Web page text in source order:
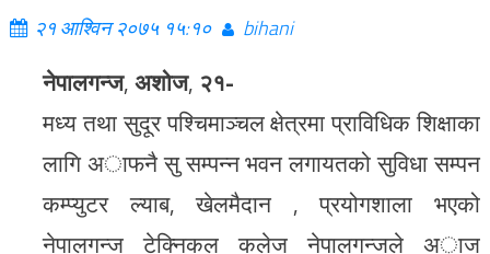
२१ आश्विन २०७५ १५:१० bihani
नेपालगन्ज,अशोज, २१-
मध्य तथा सुदूर पश्चिमाञ्चल क्षेत्रमा प्राविधिक शिक्षाका
लागि अाफनै सु सम्पन्न भवन लगायतको सुविधा सम्पन
कम्प्युटर ल्याब, खेलमैदान , प्रयोगशाला भएको
नेपालगन्ज टेक्निकल कलेज नेपालगन्जले अाज